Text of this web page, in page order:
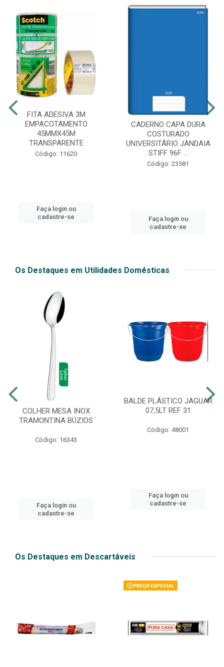
FITA ADESIVA 3M
EMPACOTAMENTO
45MMX45M
TRANSPARENTE
Código: 11620
Faça login ou
cadastre-se
CADERNO CAPA DURA
COSTURADO
UNIVERSITÁRIO JANDAIA
STIFF 96F ...
Código: 23581
Faça login ou
cadastre-se
Os Destaques em Utilidades Domésticas
COLHER MESA INOX
TRAMONTINA BÚZIOS
Código: 16343
Faça login ou
cadastre-se
BALDE PLÁSTICO JAGUAR
07,5LT REF 31
Código: 48001
Faça login ou
cadastre-se
Os Destaques em Descartáveis